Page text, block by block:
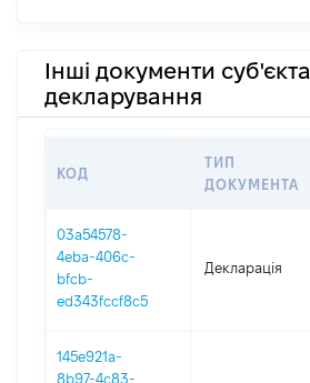
Інші документи суб'єкта
декларування
КОД
ТИП
ДОКУМЕНТА
03a54578-
4eba-406c-
bfcb-
ed343fccf8c5
Декларація
145e921a-
8b97-4c83-